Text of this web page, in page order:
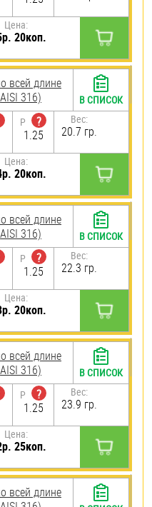
Цена:
20коп.
всей длине
316)
P
?
1.25
Вес:
20.7 гр.
Цена:
20коп.
В СПИСОК
всей длине
316)
P
?
1.25
Вес:
22.3 гр.
Цена:
20коп.
В СПИСОК
всей длине
316)
P
?
1.25
Вес:
23.9 гр.
Цена:
25коп.
В СПИСОК
всей длине